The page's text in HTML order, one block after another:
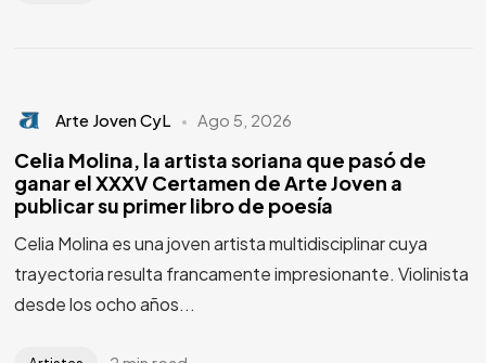
Arte Joven CyL Ago 5, 2026
Celia Molina, la artista soriana que pasó de
ganar el XXXV Certamen de Arte Joven a
publicar su primer libro de poesía
Celia Molina es una joven artista multidisciplinar cuya
trayectoria resulta francamente impresionante. Violinista
desde los ocho años...